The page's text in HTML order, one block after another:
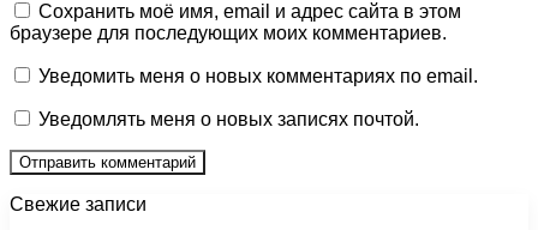
Сохранить моё имя, email и адрес сайта в этом
браузере для последующих моих комментариев.
Уведомить меня о новых комментариях по email.
Уведомлять меня о новых записях почтой.
Свежие записи